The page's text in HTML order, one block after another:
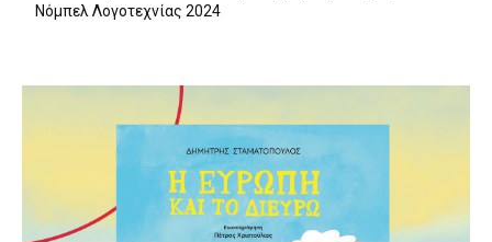
Νόμπελ Λογοτεχνίας 2024